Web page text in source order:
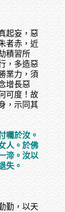
起妄，惡
者赤，近
積習所
，多造惡
業力，須
增長惡
可度！故
，示同其
囑於汝。
人。於佛
渧。汝以
失。
勤，以天